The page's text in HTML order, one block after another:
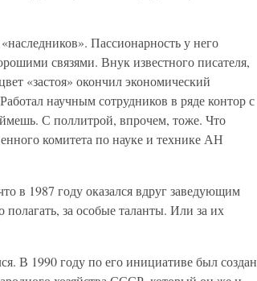
Пассионарность у него
связями. Внук известного писателя,
«застоя» окончил экономический
научным сотрудников в ряде контор с
С поллитрой, впрочем, тоже. Что
комитета по науке и технике АН
в 1987 году оказался вдруг заведующим
за особые таланты. Или за их
В 1990 году по его инициативе был создан